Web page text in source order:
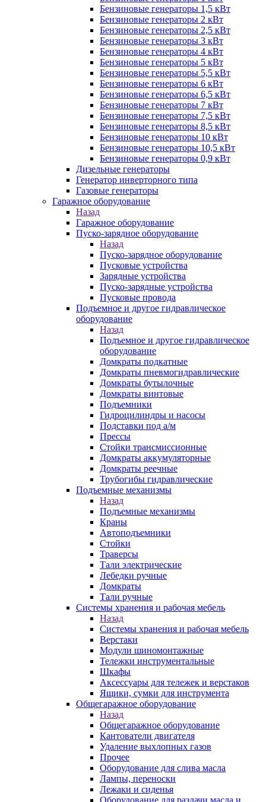
Бензиновые генераторы 1,5 кВт
Бензиновые генераторы 2 кВт
Бензиновые генераторы 2,5 кВт
Бензиновые генераторы 3 кВт
Бензиновые генераторы 4 кВт
Бензиновые генераторы 5 кВт
Бензиновые генераторы 5,5 кВт
Бензиновые генераторы 6 кВт
Бензиновые генераторы 6,5 кВт
Бензиновые генераторы 7 кВт
Бензиновые генераторы 7,5 кВт
Бензиновые генераторы 8,5 кВт
Бензиновые генераторы 10 кВт
Бензиновые генераторы 10,5 кВт
Бензиновые генераторы 0,9 кВт
Дизельные генераторы
Генератор инверторного типа
Газовые генераторы
Гаражное оборудование
Назад
Гаражное оборудование
Пуско-зарядное оборудование
Назад
Пуско-зарядное оборудование
Пусковые устройства
Зарядные устройства
Пуско-зарядные устройства
Пусковые провода
Подъемное и другое гидравлическое
оборудование
Назад
Подъемное и другое гидравлическое
оборудование
Домкраты подкатные
Домкраты пневмогидравлические
Домкраты бутылочные
Домкраты винтовые
Подъемники
Гидроцилиндры и насосы
Подставки под а/м
Прессы
Стойки трансмиссионные
Домкраты аккумуляторные
Домкраты реечные
Трубогибы гидравлические
Подъемные механизмы
Назад
Подъемные механизмы
Краны
Автоподъемники
Стойки
Траверсы
Тали электрические
Лебедки ручные
Домкраты
Тали ручные
Системы хранения и рабочая мебель
Назад
Системы хранения и рабочая мебель
Верстаки
Модули шиномонтажные
Тележки инструментальные
Шкафы
Аксессуары для тележек и верстаков
Ящики, сумки для инструмента
Общегаражное оборудование
Назад
Общегаражное оборудование
Кантователи двигателя
Удаление выхлопных газов
Прочее
Оборудование для слива масла
Лампы, переноски
Лежаки и сиденья
Оборудование для раздачи масла и